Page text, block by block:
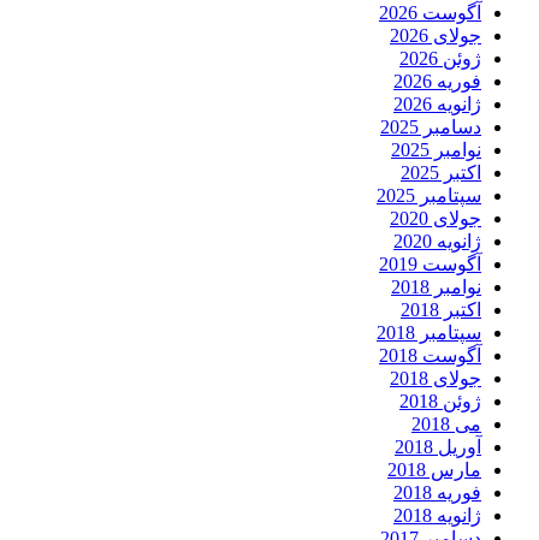
آگوست 2026
جولای 2026
ژوئن 2026
فوریه 2026
ژانویه 2026
دسامبر 2025
نوامبر 2025
اکتبر 2025
سپتامبر 2025
جولای 2020
ژانویه 2020
آگوست 2019
نوامبر 2018
اکتبر 2018
سپتامبر 2018
آگوست 2018
جولای 2018
ژوئن 2018
می 2018
آوریل 2018
مارس 2018
فوریه 2018
ژانویه 2018